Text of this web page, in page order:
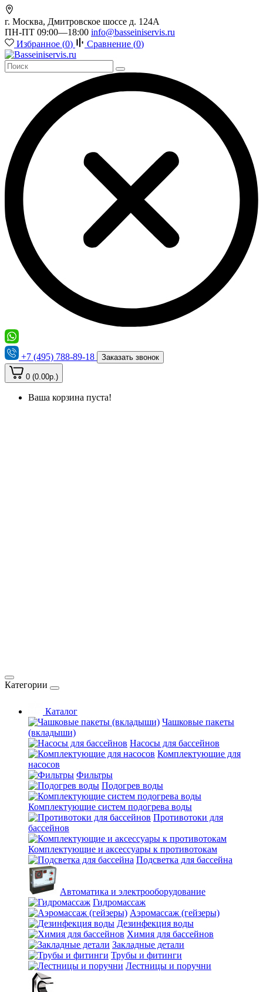
г. Москва, Дмитровское шоссе д. 124А
ПН-ПТ 09:00—18:00 info@basseiniservis.ru
Избранное (0) Сравнение (0)
+7 (495) 788-89-18 Заказать звонок
0 (0.00р.)
Ваша корзина пуста!
Категории
Каталог
Чашковые пакеты
(вкладыши)
Насосы для бассейнов
Комплектующие для
насосов
Фильтры
Подогрев воды
Комплектующие систем подогрева воды
Противотоки для
бассейнов
Комплектующие и аксессуары к противотокам
Подсветка для бассейна
Автоматика и электрооборудование
Гидромассаж
Аэромассаж (гейзеры)
Дезинфекция воды
Химия для бассейнов
Закладные детали
Трубы и фитинги
Лестницы и поручни